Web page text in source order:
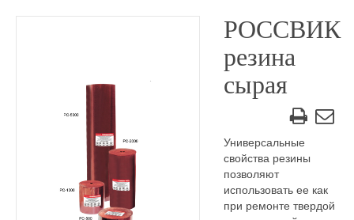
РОССВИК
резина
сырая
Универсальные
свойства резины
позволяют
использовать ее как
при ремонте твердой